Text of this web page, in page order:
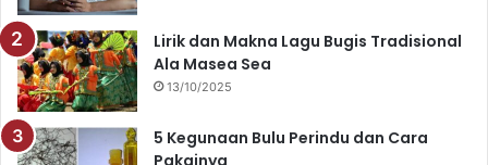
o
e
m
Lirik dan Makna Lagu Bugis Tradisional
Ala Masea Sea
13/10/2025
5 Kegunaan Bulu Perindu dan Cara